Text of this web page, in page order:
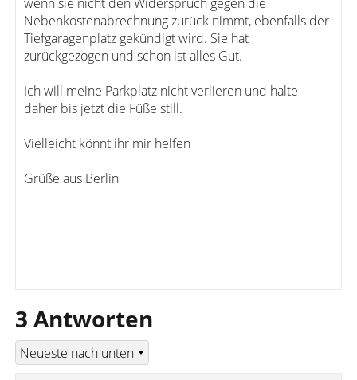
Nebenkostenabrechnung zurück nimmt, ebenfalls der
Tiefgaragenplatz gekündigt wird. Sie hat
zurückgezogen und schon ist alles Gut.
Ich will meine Parkplatz nicht verlieren und halte
daher bis jetzt die Füße still.
Vielleicht könnt ihr mir helfen
Grüße aus Berlin
3 Antworten